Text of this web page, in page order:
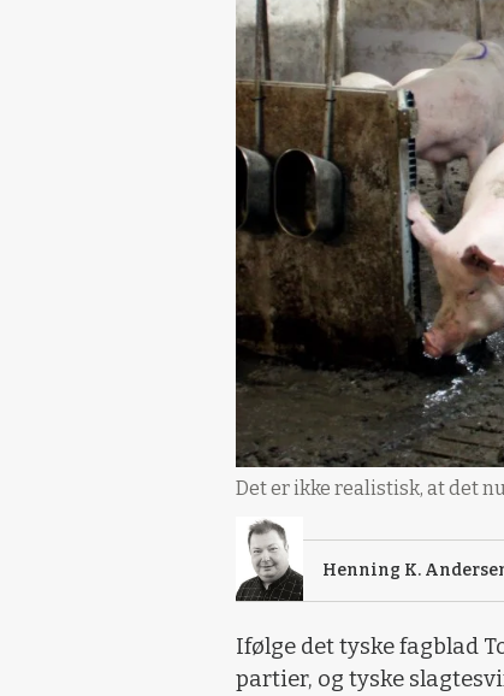
Det er ikke realistisk, at det
Henning K.
Ifølge det tyske fagblad
partier, og tyske